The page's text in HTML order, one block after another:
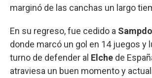
marginó de las canchas un largo
En su regreso, fue cedido a
donde marcó un gol en 14 juegos y
turno de defender al Elche de
atraviesa un buen momento y